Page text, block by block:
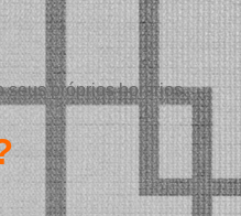
seus próprios horários.